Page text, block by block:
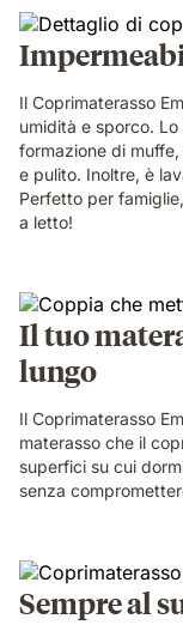
Il Coprimaterasso
umidità e sporco.
formazione di
e pulito. Inoltre, è
Perfetto per
a letto!
Il tuo
lungo
Il Coprimaterasso
materasso che il
superfici su cui
senza
Sempre al